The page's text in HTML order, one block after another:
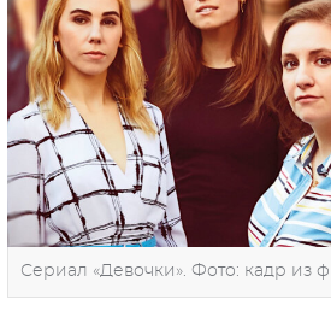
Сериал «Девочки». Фото: кадр из